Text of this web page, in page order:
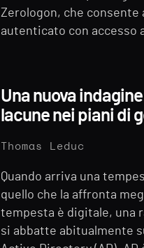
Zerologon, che consente
autenticato con accesso
Una nuova
lacune nei piani di
Thomas Leduc
Quando arriva una
quello che la affronta
tempesta è digitale, una
si abbatte abitualmente